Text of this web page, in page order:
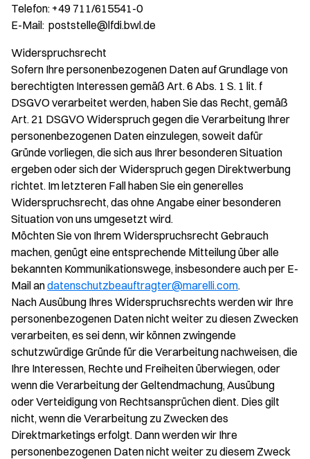
Telefon: +49 711/615541-0
E-Mail: poststelle@lfdi.bwl.de
Widerspruchsrecht
Sofern Ihre personenbezogenen Daten auf Grundlage von
berechtigten Interessen gemäß Art. 6 Abs. 1 S. 1 lit. f
DSGVO verarbeitet werden, haben Sie das Recht, gemäß
Art. 21 DSGVO Widerspruch gegen die Verarbeitung Ihrer
personenbezogenen Daten einzulegen, soweit dafür
Gründe vorliegen, die sich aus Ihrer besonderen Situation
ergeben oder sich der Widerspruch gegen Direktwerbung
richtet. Im letzteren Fall haben Sie ein generelles
Widerspruchsrecht, das ohne Angabe einer besonderen
Situation von uns umgesetzt wird.
Möchten Sie von Ihrem Widerspruchsrecht Gebrauch
machen, genügt eine entsprechende Mitteilung über alle
bekannten Kommunikationswege, insbesondere auch per E-
Mail andatenschutzbeauftragter@marelli.com.
Nach Ausübung Ihres Widerspruchsrechts werden wir Ihre
personenbezogenen Daten nicht weiter zu diesen Zwecken
verarbeiten, es sei denn, wir können zwingende
schutzwürdige Gründe für die Verarbeitung nachweisen, die
Ihre Interessen, Rechte und Freiheiten überwiegen, oder
wenn die Verarbeitung der Geltendmachung, Ausübung
oder Verteidigung von Rechtsansprüchen dient. Dies gilt
nicht, wenn die Verarbeitung zu Zwecken des
Direktmarketings erfolgt. Dann werden wir Ihre
personenbezogenen Daten nicht weiter zu diesem Zweck